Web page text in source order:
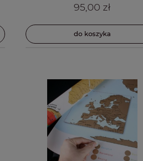
95,00 zł
do koszyka